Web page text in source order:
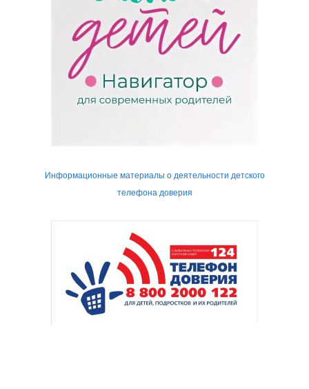
Информационные материалы о деятельности детского
телефона доверия